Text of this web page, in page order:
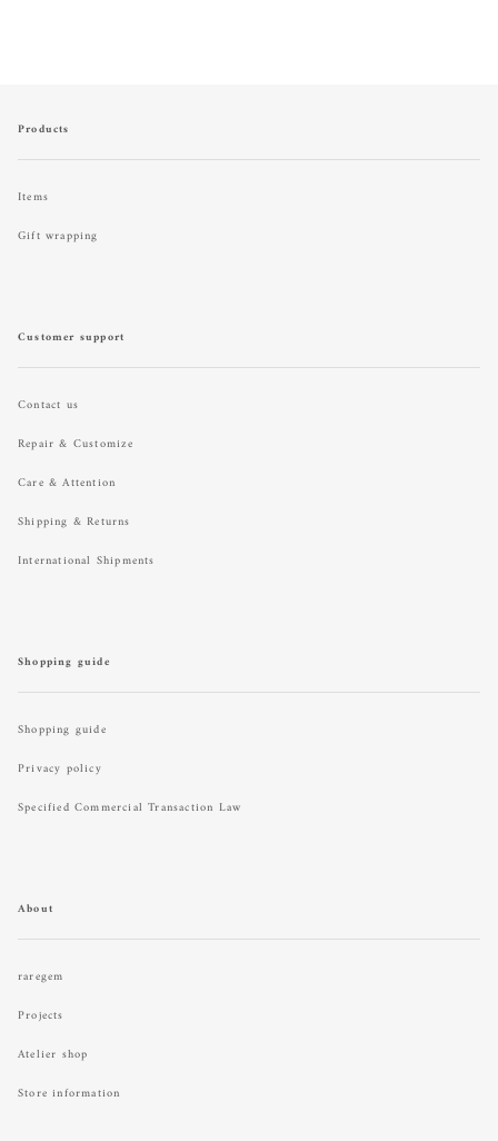
Products
Items
Gift wrapping
Customer support
Contact us
Repair & Customize
Care & Attention
Shipping & Returns
International Shipments
Shopping guide
Shopping guide
Privacy policy
Specified Commercial Transaction Law
About
raregem
Projects
Atelier shop
Store information